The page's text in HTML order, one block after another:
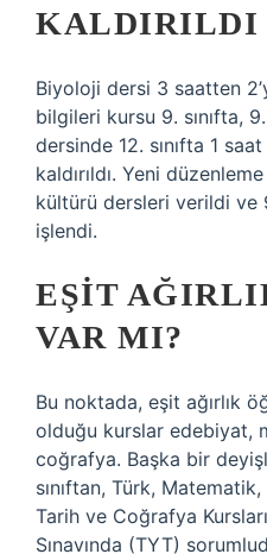
KALDIRILDI
Biyoloji dersi 3 saatten
bilgileri kursu 9. sınıfta,
dersinde 12. sınıfta 1
kaldırıldı. Yeni
kültürü dersleri verildi ve
işlendi.
EŞIT
VAR MI?
Bu noktada, eşit ağırlık
olduğu kurslar edebiyat,
coğrafya. Başka bir
sınıftan, Türk,
Tarih ve Coğrafya
Sınavında (TYT)